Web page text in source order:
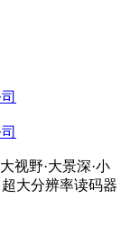
大视野·大景深·小
大分辨率读码器